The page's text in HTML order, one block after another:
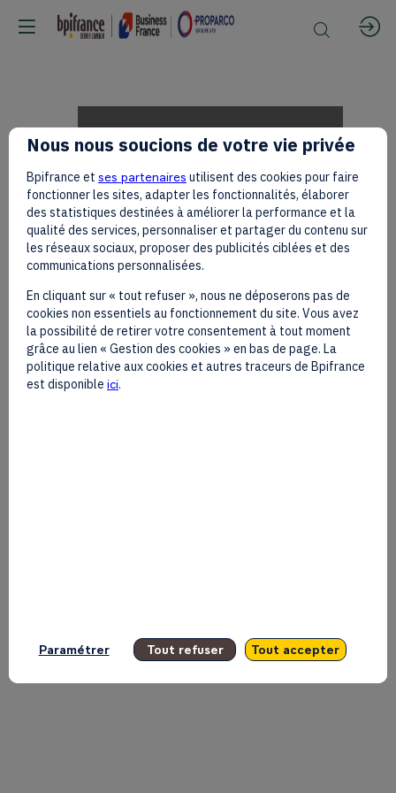
Hon.
Musalia
Mudavadi
and
on
the
Nous nous soucions de votre vie privée
Bpifrance et ses partenaires utilisent des cookies pour faire
fonctionner les sites, adapter les fonctionnalités, élaborer
des statistiques destinées à améliorer la performance et la
qualité des services, personnaliser et partager du contenu sur
les réseaux sociaux, proposer des publicités ciblées et des
communications personnalisées.
En cliquant sur « tout refuser », nous ne déposerons pas de
cookies non essentiels au fonctionnement du site. Vous avez
la possibilité de retirer votre consentement à tout moment
grâce au lien « Gestion des cookies » en bas de page. La
politique relative aux cookies et autres traceurs de Bpifrance
est disponible ici.
Paramétrer Tout refuser Tout accepter